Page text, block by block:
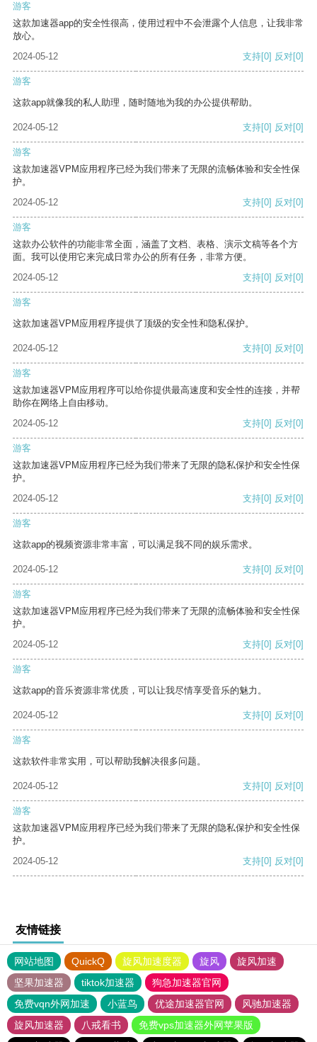
游客
这款加速器app的安全性很高，使用过程中不会泄露个人信息，让我非常
放心。
2024-05-12
支持[0] 反对[0]
游客
这款app就像我的私人助理，随时随地为我的办公提供帮助。
2024-05-12 支持[0] 反对[0]
游客
这款加速器VPM应用程序已经为我们带来了无限的流畅体验和安全性保
护。
2024-05-12
支持[0] 反对[0]
游客
这款办公软件的功能非常全面，涵盖了文档、表格、演示文稿等各个方
面。我可以使用它来完成日常办公的所有任务，非常方便。
2024-05-12
支持[0] 反对[0]
游客
这款加速器VPM应用程序提供了顶级的安全性和隐私保护。
2024-05-12 支持[0] 反对[0]
游客
这款加速器VPM应用程序可以给你提供最高速度和安全性的连接，并帮
助你在网络上自由移动。
2024-05-12
支持[0] 反对[0]
游客
这款加速器VPM应用程序已经为我们带来了无限的隐私保护和安全性保
护。
2024-05-12
支持[0] 反对[0]
游客
这款app的视频资源非常丰富，可以满足我不同的娱乐需求。
2024-05-12 支持[0] 反对[0]
游客
这款加速器VPM应用程序已经为我们带来了无限的流畅体验和安全性保
护。
2024-05-12
支持[0] 反对[0]
游客
这款app的音乐资源非常优质，可以让我尽情享受音乐的魅力。
2024-05-12 支持[0] 反对[0]
游客
这款软件非常实用，可以帮助我解决很多问题。
2024-05-12 支持[0] 反对[0]
游客
这款加速器VPM应用程序已经为我们带来了无限的隐私保护和安全性保
护。
2024-05-12
支持[0] 反对[0]
友情链接
网站地图 QuickQ 旋风加速度器 旋风
旋风加速
坚果加速器
tiktok加速器
狗急加速器官网
免费vqn外网加速
小蓝鸟 优途加速器官网
风驰加速器
旋风加速器
八戒看书
免费vps加速器外网苹果版